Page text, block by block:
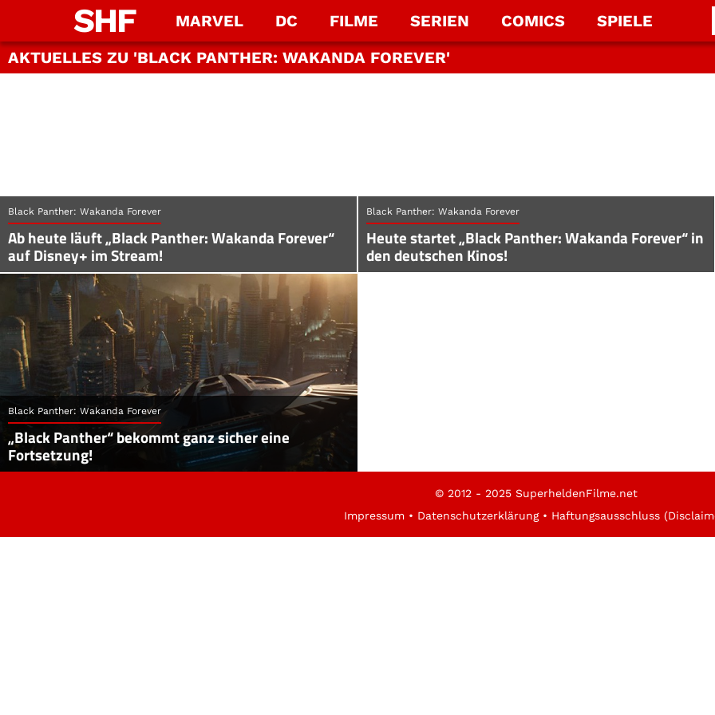
SHF MARVEL DC FILME SERIEN COMICS
SPIELE
AKTUELLES ZU 'BLACK PANTHER: WAKANDA FOREVER'
Black Panther: Wakanda Forever
Ab heute läuft „Black Panther: Wakanda Forever“
auf Disney+ im Stream!
Black Panther: Wakanda Forever
Heute startet „Black Panther: Wakanda Forever“ in
den deutschen Kinos!
Black Panther: Wakanda Forever
„Black Panther“ bekommt ganz sicher eine
Fortsetzung!
© 2012 - 2025 SuperheldenFilme.net
Impressum • Datenschutzerklärung• Haftungsausschluss